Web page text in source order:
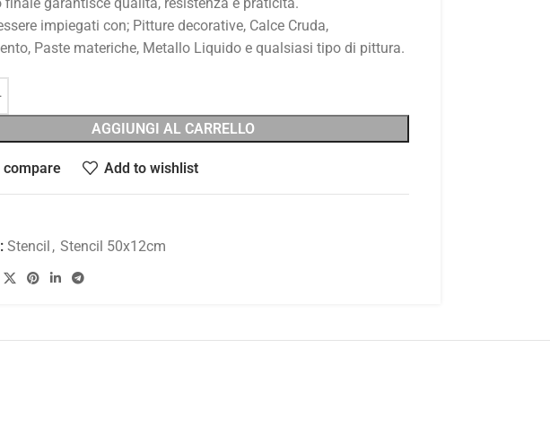
impiegati con; Pitture decorative, Calce Cruda,
Paste materiche, Metallo Liquido e qualsiasi tipo di pittura.
AGGIUNGI AL CARRELLO
compare Add to wishlist
Stencil , Stencil 50x12cm